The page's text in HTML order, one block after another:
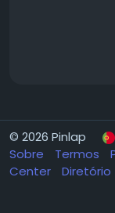
© 2026 Pinlap
Sobre
Termos
Center
Diretório